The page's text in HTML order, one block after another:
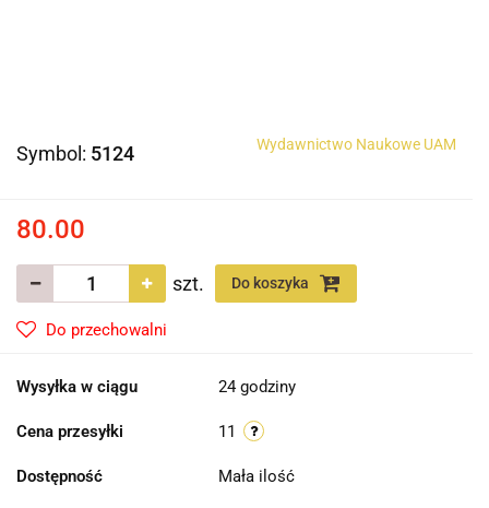
Symbol: 5124 Wydawnictwo Naukowe UAM
80.00
szt. Do koszyka
Do przechowalni
Wysyłka w ciągu 24 godziny
Cena przesyłki 11
Dostępność Mała ilość